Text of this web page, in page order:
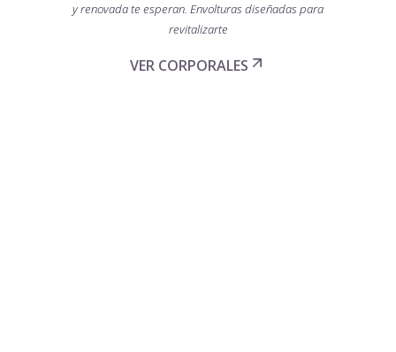
y renovada te esperan. Envolturas diseñadas para
revitalizarte
VER CORPORALES